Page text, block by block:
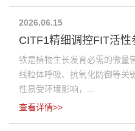
2026.06.15
CITF1精细调控FIT活
铁是植物生长发育必需的微量
线粒体呼吸、抗氧化防御等关
性易受环境影响，...
查看详情>>